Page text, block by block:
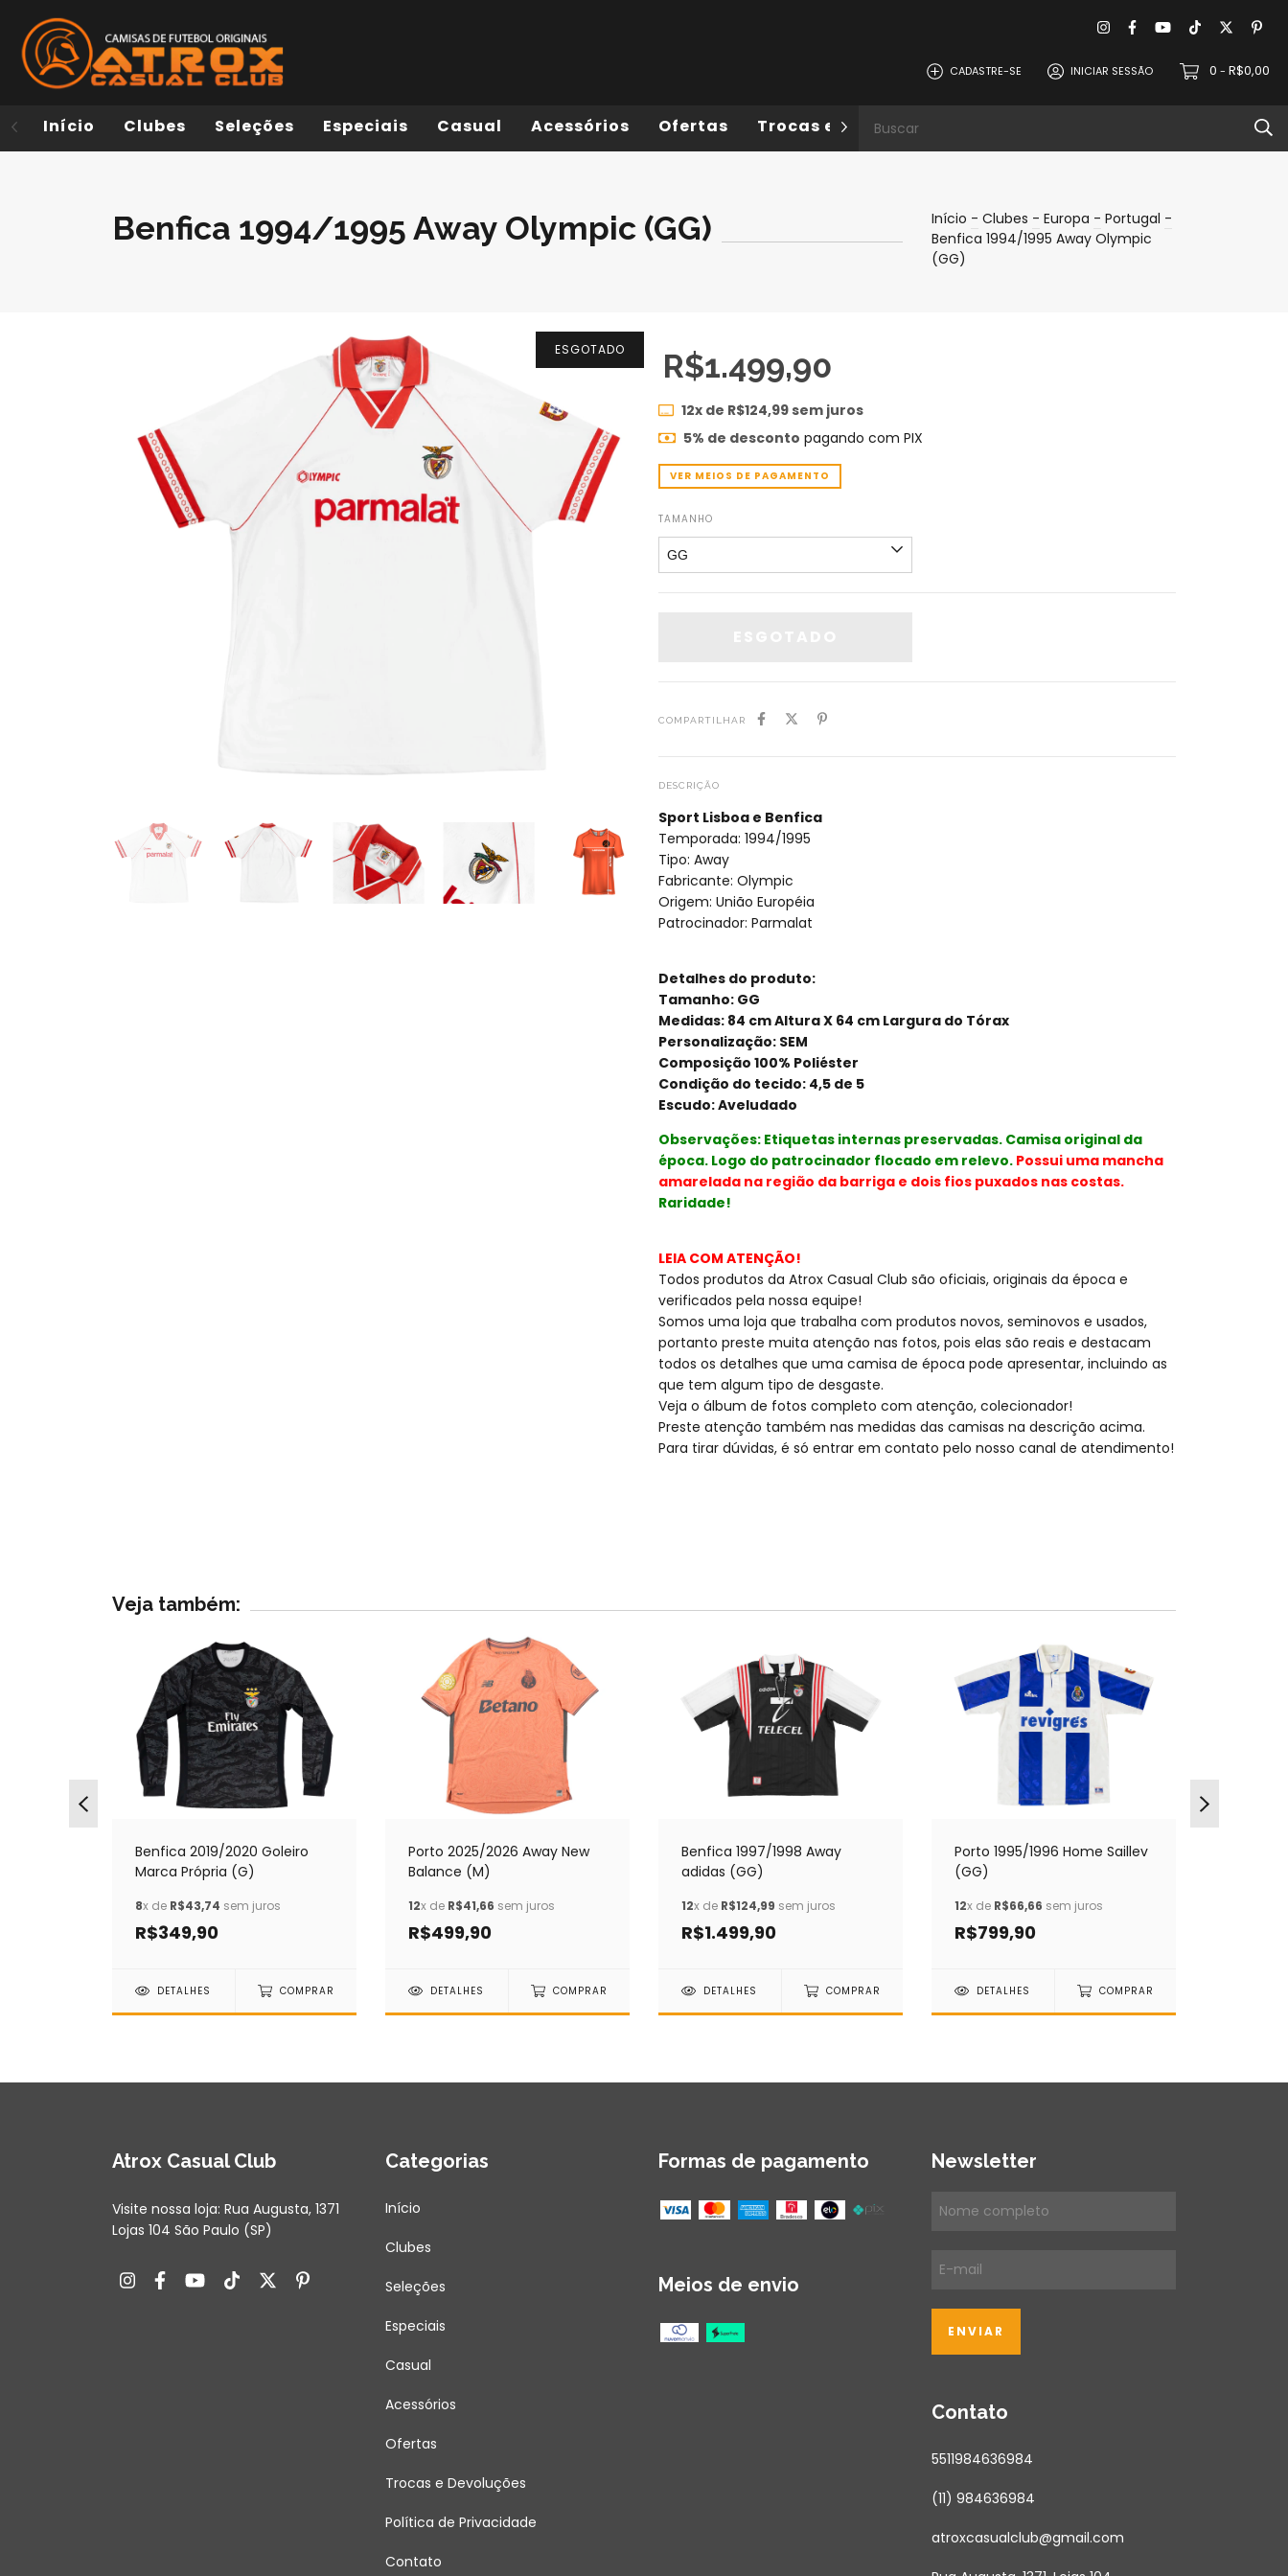
CADASTRE-SE INICIAR SESSÃO 0 - R$0,00
Início Clubes Seleções Especiais Casual Acessórios Ofertas Trocas e Devoluções
Benfica 1994/1995 Away Olympic (GG) Início - Clubes - Europa - Portugal -
Benfica 1994/1995 Away Olympic
(GG)
ESGOTADO R$1.499,90
12x de R$124,99sem juros
5% de desconto pagando com PIX
VER MEIOS DE PAGAMENTO
TAMANHO
COMPARTILHAR
DESCRIÇÃO
Sport Lisboa e Benfica
Temporada: 1994/1995
Tipo: Away
Fabricante: Olympic
Origem: União Européia
Patrocinador: Parmalat
Detalhes do produto:
Tamanho: GG
Medidas: 84 cm Altura X 64 cm Largura do Tórax
Personalização: SEM
Composição 100% Poliéster
Condição do tecido: 4,5 de 5
Escudo: Aveludado
Observações: Etiquetas internas preservadas. Camisa original da
época. Logo do patrocinador flocado em relevo. Possui uma mancha
amarelada na região da barriga e dois fios puxados nas costas.
Raridade!
LEIA COM ATENÇÃO!
Todos produtos da Atrox Casual Club são oficiais, originais da época e
verificados pela nossa equipe!
Somos uma loja que trabalha com produtos novos, seminovos e usados,
portanto preste muita atenção nas fotos, pois elas são reais e destacam
todos os detalhes que uma camisa de época pode apresentar, incluindo as
que tem algum tipo de desgaste.
Veja o álbum de fotos completo com atenção, colecionador!
Preste atenção também nas medidas das camisas na descrição acima.
Para tirar dúvidas, é só entrar em contato pelo nosso canal de atendimento!
Veja também:
Benfica 2019/2020 Goleiro
Marca Própria (G)
8x de R$43,74 sem juros
R$349,90
DETALHES COMPRAR
Porto 2025/2026 Away New
Balance (M)
12x de R$41,66 sem juros
R$499,90
DETALHES COMPRAR
Benfica 1997/1998 Away
adidas (GG)
12x de R$124,99 sem juros
R$1.499,90
DETALHES COMPRAR
Porto 1995/1996 Home Saillev
(GG)
12x de R$66,66 sem juros
R$799,90
DETALHES COMPRAR
Atrox Casual Club
Visite nossa loja: Rua Augusta, 1371
Lojas 104 São Paulo (SP)
Categorias
Início
Clubes
Seleções
Especiais
Casual
Acessórios
Ofertas
Trocas e Devoluções
Política de Privacidade
Contato
Formas de pagamento
Meios de envio
Newsletter
Contato
5511984636984
(11) 984636984
atroxcasualclub@gmail.com